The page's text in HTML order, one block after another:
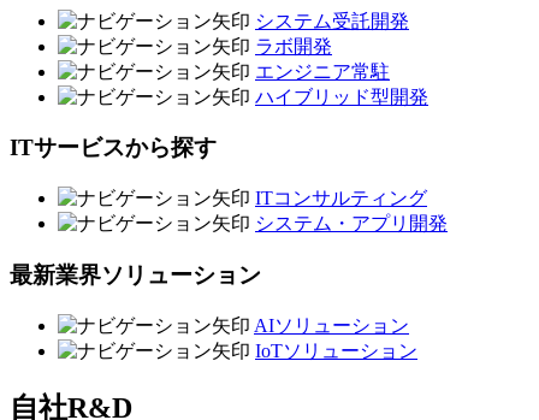
システム受託開発
ラボ開発
エンジニア常駐
ハイブリッド型開発
ITサービスから探す
ITコンサルティング
システム・アプリ開発
最新業界ソリューション
AIソリューション
IoTソリューション
自社R&D